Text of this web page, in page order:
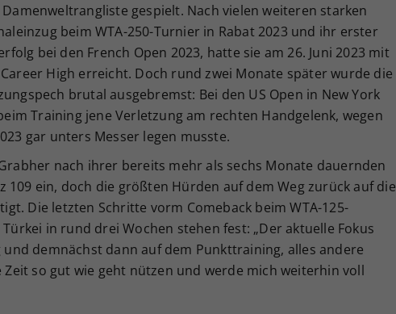
gespielt. Nach vielen weiteren starken
beim WTA-250-Turnier in Rabat 2023 und ihr erster
bei den French Open 2023, hatte sie am 26. Juni 2023 mit
High erreicht. Doch rund zwei Monate später wurde die
brutal ausgebremst: Bei den US Open in New York
Training jene Verletzung am rechten Handgelenk, wegen
gar unters Messer legen musste.
nach ihrer bereits mehr als sechs Monate dauernden
109 ein, doch die größten Hürden auf dem Weg zurück auf die
Die letzten Schritte vorm Comeback beim WTA-125-
in rund drei Wochen stehen fest: „Der aktuelle Fokus
demnächst dann auf dem Punkttraining, alles andere
Zeit so gut wie geht nützen und werde mich weiterhin voll